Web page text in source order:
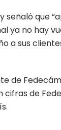
señaló que
ya no hay
a sus
de
de